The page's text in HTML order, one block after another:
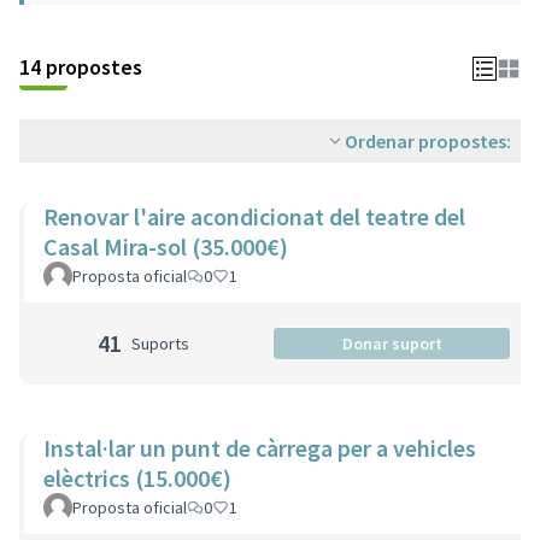
14 propostes
Ordenar propostes:
Renovar l'aire acondicionat del teatre del
Casal Mira-sol (35.000€)
Proposta oficial 0 1
41 Suports Donar suport
Instal·lar un punt de càrrega per a vehicles
elèctrics (15.000€)
Proposta oficial 0 1